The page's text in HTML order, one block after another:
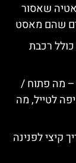
שאסור
שהם מאסט
רכבת
– מה פתוח /
לטייל, מה
קיצי לפנינה